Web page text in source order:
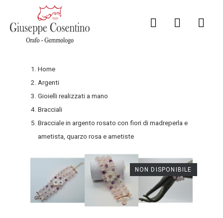
Home
Argenti
Gioielli realizzati a mano
Bracciali
Bracciale in argento rosato con fiori di madreperla e
ametista, quarzo rosa e ametiste
NON DISPONIBILE